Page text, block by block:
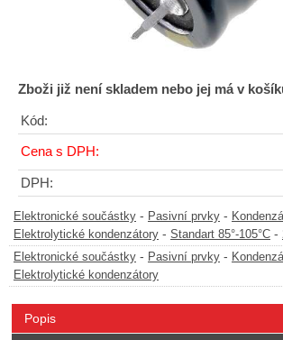
Zboži již není skladem nebo jej má v
Kód:
Cena s DPH:
DPH:
Elektronické součástky - Pasivní prvky -
Elektrolytické kondenzátory - Standart 85°-105°C -
Elektronické součástky - Pasivní prvky -
Elektrolytické kondenzátory
Popis